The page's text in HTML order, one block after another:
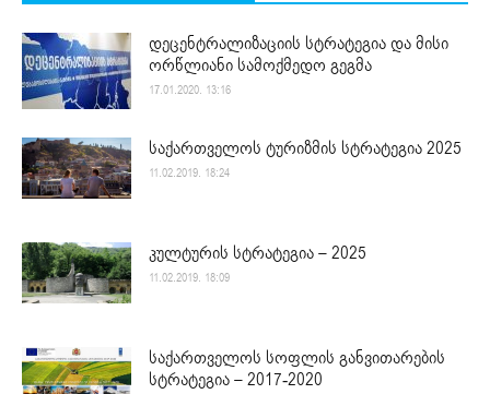
დეცენტრალიზაციის სტრატეგია და მისი
ორწლიანი სამოქმედო გეგმა
17.01.2020. 13:16
საქართველოს ტურიზმის სტრატეგია 2025
11.02.2019. 18:24
კულტურის სტრატეგია – 2025
11.02.2019. 18:09
საქართველოს სოფლის განვითარების
სტრატეგია – 2017-2020